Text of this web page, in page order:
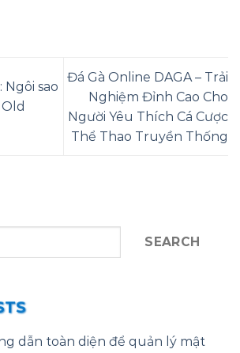
sao
Đá Gà Online DAGA – Trải
Nghiệm Đỉnh Cao Cho
Người Yêu Thích Cá Cược
Thể Thao Truyền Thống
SEARCH
dẫn toàn diện để quản lý mật